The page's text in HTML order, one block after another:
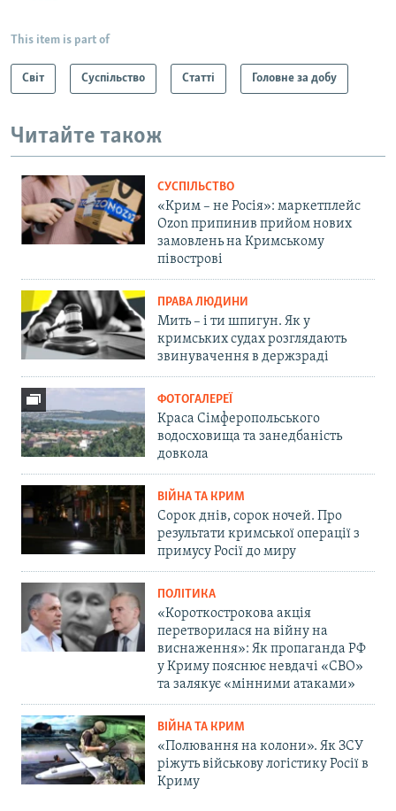
This item is part of
Світ Суспільство Статті Головне за добу
Читайте також
СУСПІЛЬСТВО
«Крим – не Росія»: маркетплейс
Ozon припинив прийом нових
замовлень на Кримському
півострові
ПРАВА ЛЮДИНИ
Мить – і ти шпигун. Як у
кримських судах розглядають
звинувачення в держзраді
ФОТОГАЛЕРЕЇ
Краса Сімферопольського
водосховища та занедбаність
довкола
ВІЙНА ТА КРИМ
Сорок днів, сорок ночей. Про
результати кримської операції з
примусу Росії до миру
ПОЛІТИКА
«Короткострокова акція
перетворилася на війну на
виснаження»: Як пропаганда РФ
у Криму пояснює невдачі «СВО»
та залякує «мінними атаками»
ВІЙНА ТА КРИМ
«Полювання на колони». Як ЗСУ
ріжуть військову логістику Росії в
Криму